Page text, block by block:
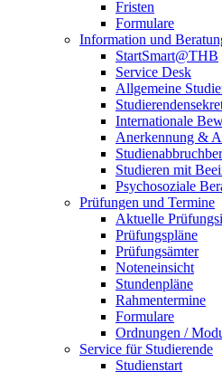
Fristen
Formulare
Information und
StartSmart@THB
Service Desk
Allgemeine
Internationale
Anerkennung &
Studieren mit
Psychosoziale
Prüfungen und Termine
Aktuelle
Prüfungspläne
Prüfungsämter
Noteneinsicht
Stundenpläne
Rahmentermine
Formulare
Ordnungen /
Service für Studierende
Studienstart